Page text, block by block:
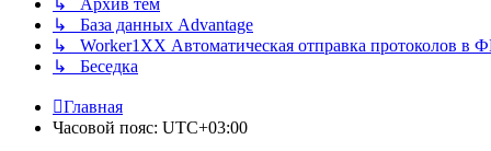
↳ Архив тем
↳ База данных Advantage
↳ Worker1XX Автоматическая отправка протоколов в
↳ Беседка
Главная
Часовой пояс: UTC+03:00